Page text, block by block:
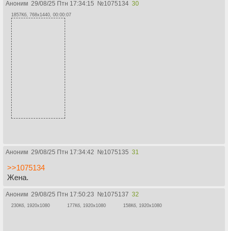
Аноним 29/08/25 Птн 17:34:15 №1075134 30
1857Кб, 768x1440, 00:00:07
Аноним 29/08/25 Птн 17:34:42 №1075135 31
>>1075134
Жена.
Аноним 29/08/25 Птн 17:50:23 №1075137 32
230Кб, 1920x1080 177Кб, 1920x1080 158Кб, 1920x1080